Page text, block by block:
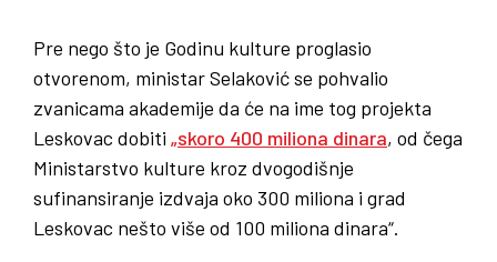
Pre nego što je Godinu kulture proglasio
otvorenom, ministar Selaković se pohvalio
zvanicama akademije da će na ime tog projekta
Leskovac dobiti „skoro 400 miliona dinara, od čega
Ministarstvo kulture kroz dvogodišnje
sufinansiranje izdvaja oko 300 miliona i grad
Leskovac nešto više od 100 miliona dinara“.